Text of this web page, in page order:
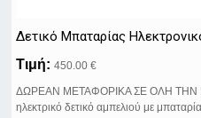
Δετικό Μπαταρίας
Τιμή: 450.00 €
ΔΩΡΕΑΝ ΜΕΤΑΦΟΡΙΚΑ ΣΕ ΟΛΗ ΤΗΝ
ηλεκτρικό δετικό αμπελιού με